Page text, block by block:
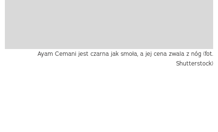
Ayam Cemani jest czarna jak smoła, a jej cena zwala z nóg (fot.
Shutterstock)